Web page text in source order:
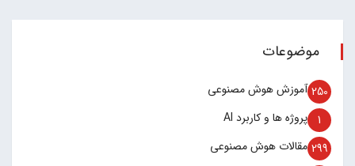
موضوعات
آموزش هوش مصنوعی 250
پروژه ها و کاربرد AI 1
مقالات هوش مصنوعی 299